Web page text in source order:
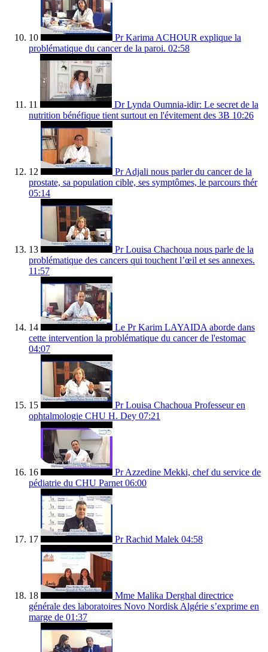
10
Pr Karima ACHOUR explique la
problématique du cancer de la paroi. 02:58
11
Dr Lynda Oumnia-idir: Le secret de la
nutrition bénéfique tient surtout en l'évitement des 3B 10:26
12
Pr Adjali nous parler du cancer de la
prostate, sa population cible, ses symptômes, le parcours thér
05:14
13
Pr Louisa Chachoua nous parle de la
problématique des cancers qui touchent l’œil et ses annexes.
11:57
14
Le Pr Karim LAYAIDA aborde dans
cette intervention la problématique du cancer de l'estomac
04:07
15
Pr Louisa Chachoua Professeur en
ophtalmologie CHU H. Dey 07:21
16
Pr Azzedine Mekki, chef du service de
pédiatrie du CHU Parnet 06:00
17 Pr Rachid Malek 04:58
18
Mme Malika Derghal directrice
générale des laboratoires Novo Nordisk Algérie s’exprime en
marge de 01:37